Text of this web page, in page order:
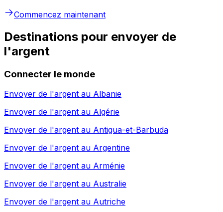
Commencez maintenant
Destinations pour envoyer de
l'argent
Connecter le monde
Envoyer de l'argent au Albanie
Envoyer de l'argent au Algérie
Envoyer de l'argent au Antigua-et-Barbuda
Envoyer de l'argent au Argentine
Envoyer de l'argent au Arménie
Envoyer de l'argent au Australie
Envoyer de l'argent au Autriche